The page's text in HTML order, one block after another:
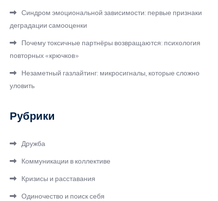
Синдром эмоциональной зависимости: первые признаки
деградации самооценки
Почему токсичные партнёры возвращаются: психология
повторных «крючков»
Незаметный газлайтинг: микросигналы, которые сложно
уловить
Рубрики
Дружба
Коммуникации в коллективе
Кризисы и расставания
Одиночество и поиск себя